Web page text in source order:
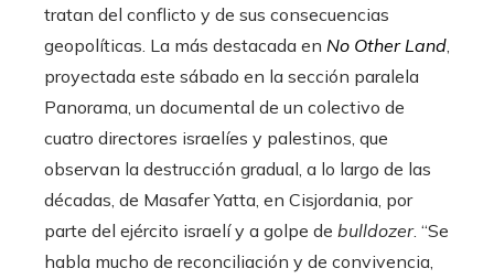
tratan del conflicto y de sus consecuencias
geopolíticas. La más destacada en No Other Land,
proyectada este sábado en la sección paralela
Panorama, un documental de un colectivo de
cuatro directores israelíes y palestinos, que
observan la destrucción gradual, a lo largo de las
décadas, de Masafer Yatta, en Cisjordania, por
parte del ejército israelí y a golpe de bulldozer. “Se
habla mucho de reconciliación y de convivencia,